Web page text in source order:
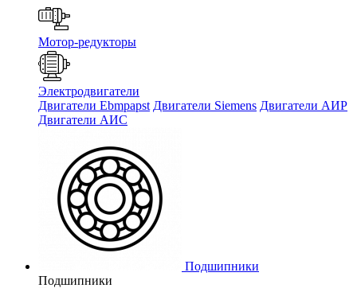
Мотор-редукторы
Электродвигатели
Двигатели Ebmpapst Двигатели Siemens Двигатели АИР
Двигатели АИС
Подшипники
Подшипники